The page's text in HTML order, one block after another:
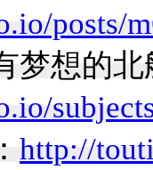
posts/
梦想的北
http://